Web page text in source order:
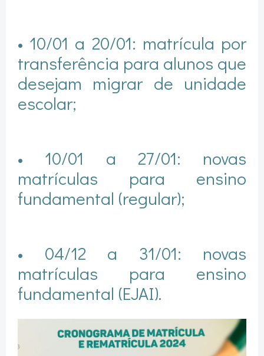
• 10/01 a 20/01: matrícula por
transferência para alunos que
desejam migrar de unidade
escolar;
• 10/01 a 27/01: novas
matrículas para ensino
fundamental (regular);
• 04/12 a 31/01: novas
matrículas para ensino
fundamental (EJAI).